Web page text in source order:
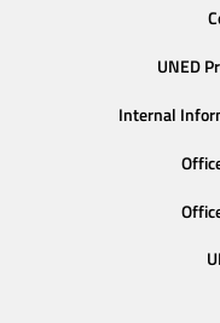
UNED
Internal